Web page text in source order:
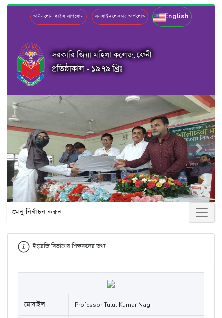
ডাউনলোড ফাইল আপলোড অনলাইন লেকচার আপলোড English
সরকারি জিয়া মহিলা কলেজ, ফেনী
প্রতিষ্ঠাকাল - ১৯৭৯ খ্রিঃ
Previous Next
মেনু নির্বাচন করুন
ইংরেজি বিভাগের শিক্ষকদের তথ্য
মোবাইল Professor Tutul Kumar Nag